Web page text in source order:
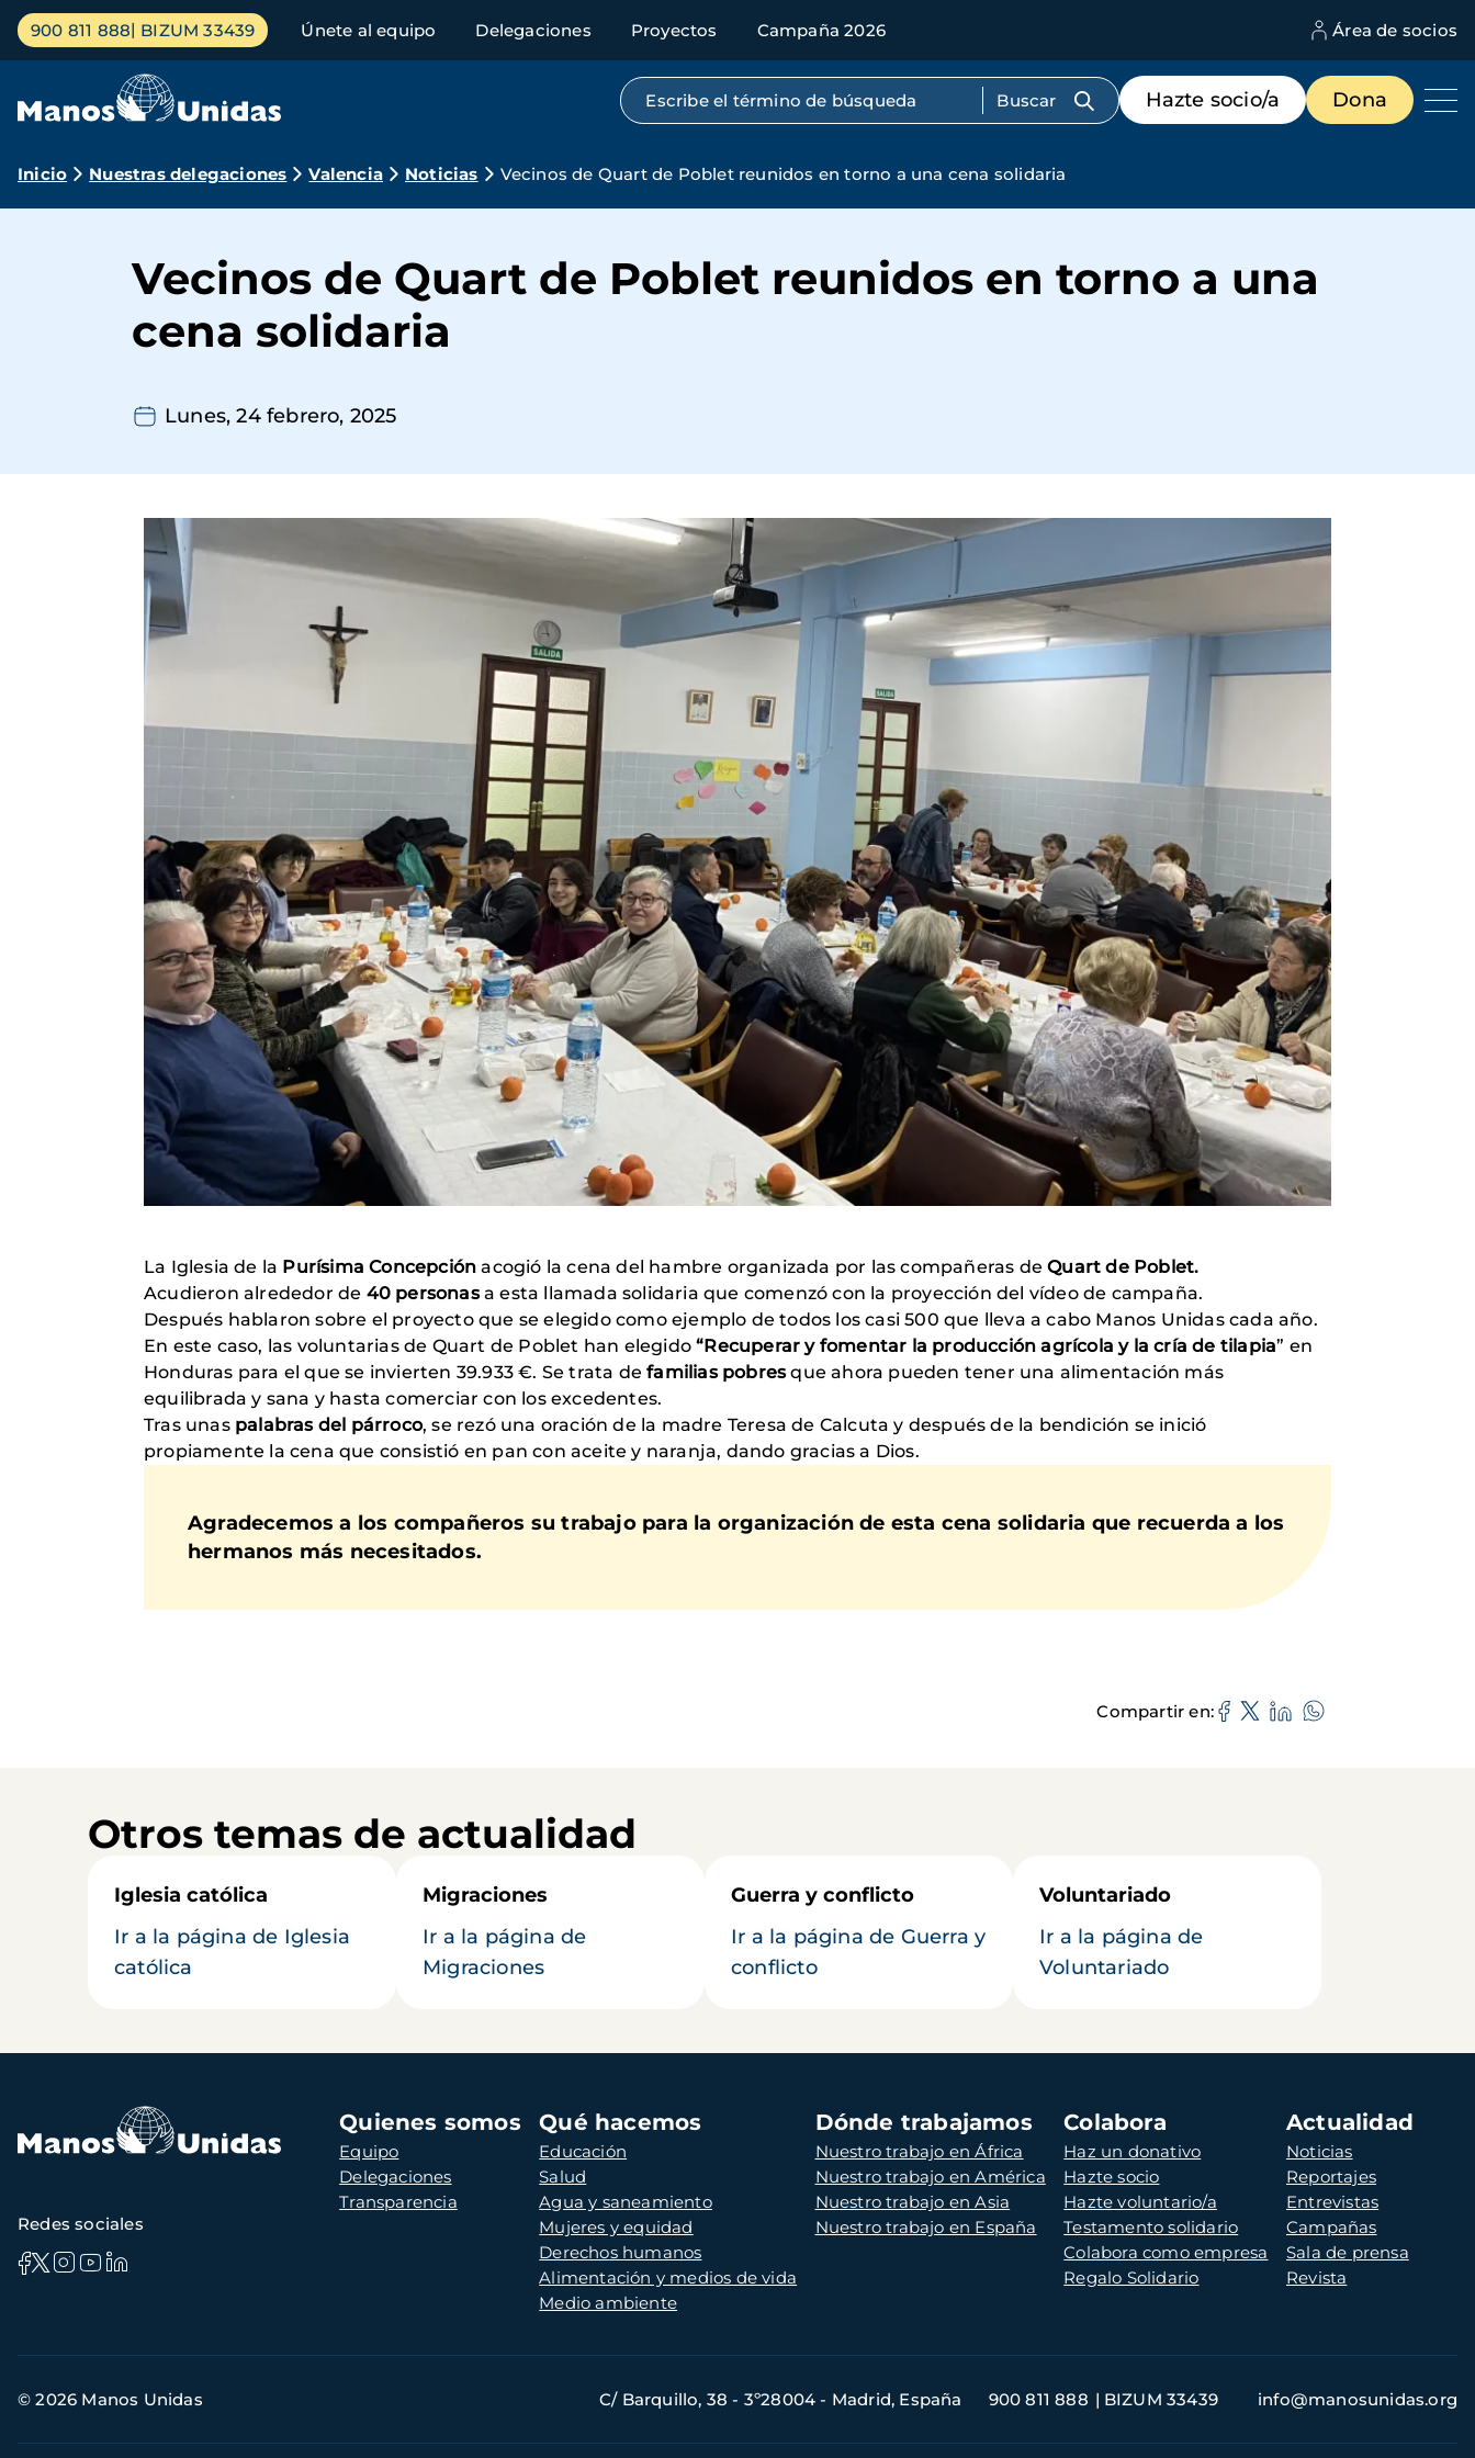
Pasar
contenido
Menú
principal
900 811 888 BIZUM 33439 Únete al equipo Delegaciones Proyectos Campaña 2026 Área de socios
Búsqueda por texto completo
Menú
de
destacados
Hazte socio/a Dona
Ruta
navegación
Inicio Nuestras delegaciones Valencia Noticias Vecinos de Quart de Poblet reunidos en torno a una cena solidaria
Vecinos de Quart de Poblet reunidos en torno a una
cena solidaria
Lunes, 24 febrero, 2025
La Iglesia de la Purísima Concepción acogió la cena del hambre organizada por las compañeras deQuart de Poblet.
Acudieron alrededor de 40 personasa esta llamada solidaria que comenzó con la proyección del vídeo de campaña.
Después hablaron sobre el proyecto que se elegido como ejemplo de todos los casi 500 que lleva a cabo Manos Unidas cada año.
En este caso, las voluntarias de Quart de Poblet han elegido“Recuperar y fomentar la producción agrícola y la cría de tilapia” en
Honduras para el que se invierten 39.933 €. Se trata defamilias pobresque ahora pueden tener una alimentación más
equilibrada y sana y hasta comerciar con los excedentes.
Tras unas palabras del párroco, se rezó una oración de la madre Teresa de Calcuta y después de la bendición se inició
propiamente la cena que consistió en pan con aceite y naranja, dando gracias a Dios.
Agradecemos a los compañeros su trabajo para la organización de esta cena solidaria que recuerda a los
hermanos más necesitados.
Compartir en
Otros temas de actualidad
Iglesia católica
Ir a la página de Iglesia
católica
Migraciones
Ir a la página de
Migraciones
Guerra y conflicto
Ir a la página de Guerra y
conflicto
Voluntariado
Ir a la página de
Voluntariado
Navegación
principal
Quienes somos
Equipo
Delegaciones
Transparencia
Qué hacemos
Educación
Salud
Agua y saneamiento
Mujeres y equidad
Derechos humanos
Alimentación y medios de vida
Medio ambiente
Dónde trabajamos
Nuestro trabajo en África
Nuestro trabajo en América
Nuestro trabajo en Asia
Nuestro trabajo en España
Colabora
Haz un donativo
Hazte socio
Hazte voluntario/a
Testamento solidario
Colabora como empresa
Regalo Solidario
Actualidad
Noticias
Reportajes
Entrevistas
Campañas
Sala de prensa
Revista
Redes sociales
de
© 2026 Manos Unidas C/ Barquillo, 38 - 3º28004 - Madrid, España 900 811 888 BIZUM 33439 info@manosunidas.org